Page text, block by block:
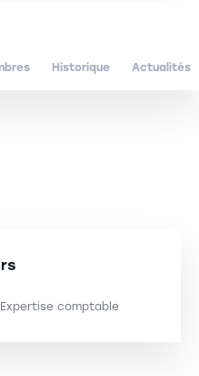
Historique Actualités
comptable